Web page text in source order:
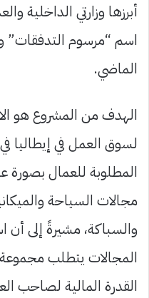
أبرزها وزارتي الداخلية
اسم “مرسوم التدفقات”
الماضي.
الهدف من المشروع هو
لسوق العمل في إيطاليا
المطلوبة للعمال بصورة
مجالات السياحة
والسباكة، مشيرةً إلى
المجالات يتطلب
القدرة المالية لصاحب